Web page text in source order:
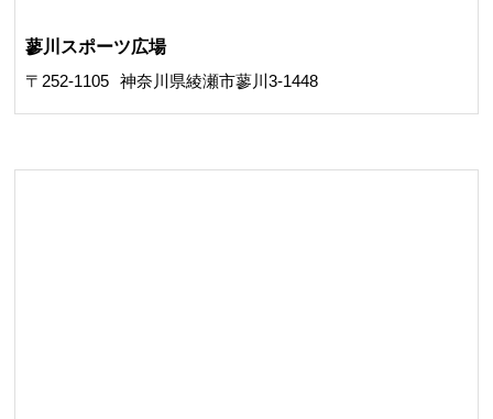
蓼川スポーツ広場
〒252-1105
神奈川県綾瀬市蓼川3-1448